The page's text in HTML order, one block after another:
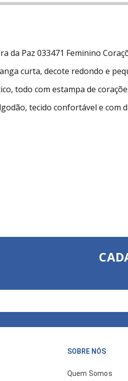
da Paz 033471 Feminino
curta, decote redondo e
todo com estampa de
tecido confortável e com
SOBRE NÓS
Quem Somos